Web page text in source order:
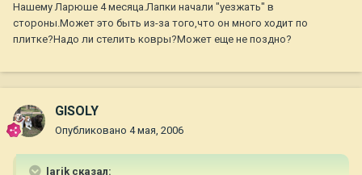
Нашему Ларюше 4 месяца.Лапки начали "уезжать" в
стороны.Может это быть из-за того,что он много ходит по
плитке?Надо ли стелить ковры?Может еще не поздно?
GISOLY
Опубликовано 4 мая, 2006
larik сказал: